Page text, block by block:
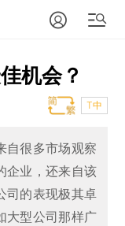
机会？
T中
自很多市场观察
企业，还来自该
司的表现极其卓
大型公司那样广